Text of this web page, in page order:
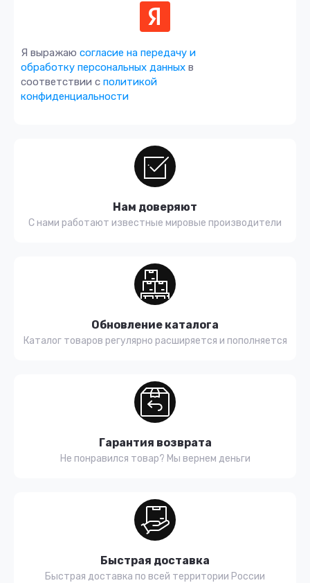
Я выражаю согласие на передачу и
обработку персональных данных в
соответствии с политикой
конфиденциальности
Нам доверяют
С нами работают известные мировые производители
Обновление каталога
Каталог товаров регулярно расширяется и пополняется
Гарантия возврата
Не понравился товар? Мы вернем деньги
Быстрая доставка
Быстрая доставка по всей территории России